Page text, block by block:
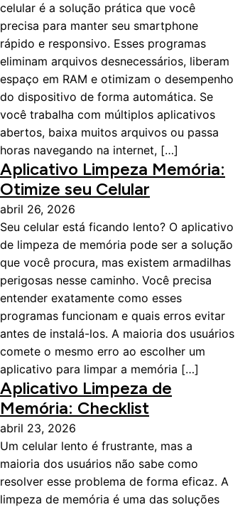
celular é a solução prática que você
precisa para manter seu smartphone
rápido e responsivo. Esses programas
eliminam arquivos desnecessários, liberam
espaço em RAM e otimizam o desempenho
do dispositivo de forma automática. Se
você trabalha com múltiplos aplicativos
abertos, baixa muitos arquivos ou passa
horas navegando na internet, […]
Aplicativo Limpeza Memória:
Otimize seu Celular
abril 26, 2026
Seu celular está ficando lento? O aplicativo
de limpeza de memória pode ser a solução
que você procura, mas existem armadilhas
perigosas nesse caminho. Você precisa
entender exatamente como esses
programas funcionam e quais erros evitar
antes de instalá-los. A maioria dos usuários
comete o mesmo erro ao escolher um
aplicativo para limpar a memória […]
Aplicativo Limpeza de
Memória: Checklist
abril 23, 2026
Um celular lento é frustrante, mas a
maioria dos usuários não sabe como
resolver esse problema de forma eficaz. A
limpeza de memória é uma das soluções